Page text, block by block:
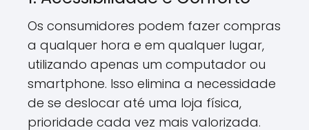
Os consumidores podem fazer compras
a qualquer hora e em qualquer lugar,
utilizando apenas um computador ou
smartphone. Isso elimina a necessidade
de se deslocar até uma loja física,
prioridade cada vez mais valorizada.